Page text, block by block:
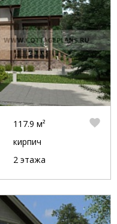
117.9 м²
кирпич
2 этажа